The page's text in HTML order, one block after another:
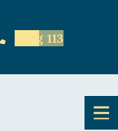
Ring 113